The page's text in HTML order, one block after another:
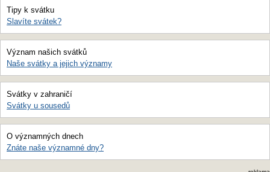
Tipy k svátku
Slavíte svátek?
Význam našich svátků
Naše svátky a jejich významy
Svátky v zahraničí
Svátky u sousedů
O významných dnech
Znáte naše významné dny?